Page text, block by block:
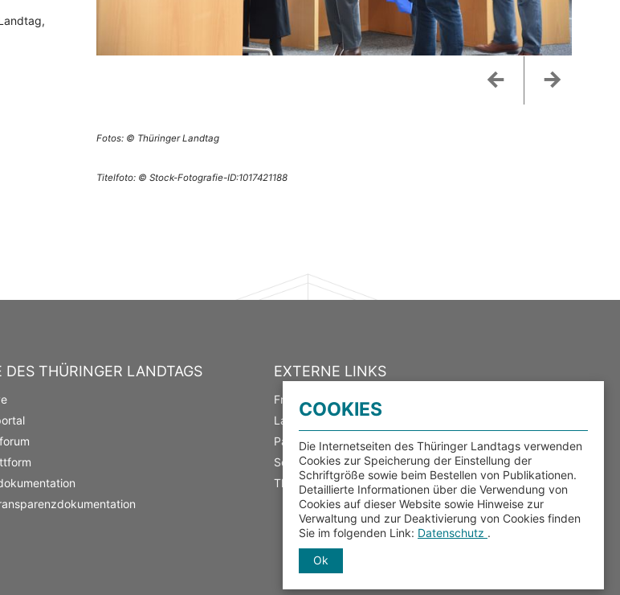
Fotos: © Thüringer Landtag
Titelfoto: © Stock-Fotografie-ID:1017421188
DES THÜRINGER LANDTAGS EXTERNE LINKS
Freistaat Thüringen
Landeswahlleiter
Parlamentsspiegel
Serviceportal Thüringen
Thüringer Transparenzportal
COOKIES
Die Internetseiten des Thüringer Landtags verwenden
Cookies zur Speicherung der Einstellung der
Schriftgröße sowie beim Bestellen von Publikationen.
Detaillierte Informationen über die Verwendung von
Cookies auf dieser Website sowie Hinweise zur
Verwaltung und zur Deaktivierung von Cookies finden
Sie im folgenden Link: Datenschutz .
Ok